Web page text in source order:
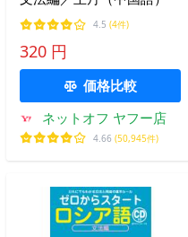
4.5 (4件)
320 円
価格比較
ネットオフ ヤフー店
4.66 (50,945件)